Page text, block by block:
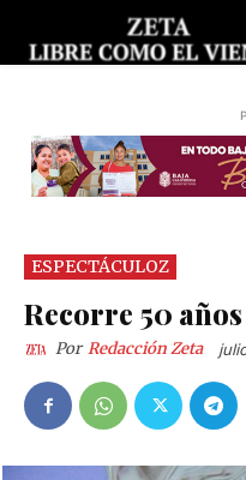
ESPECTÁCULOZ
Recorre 50
Por Redacción Zeta